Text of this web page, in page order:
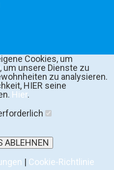
Cookies, um
unsere Dienste zu
zu analysieren.
HIER seine
Hier.
ABLEHNEN
| Cookie-Richtlinie